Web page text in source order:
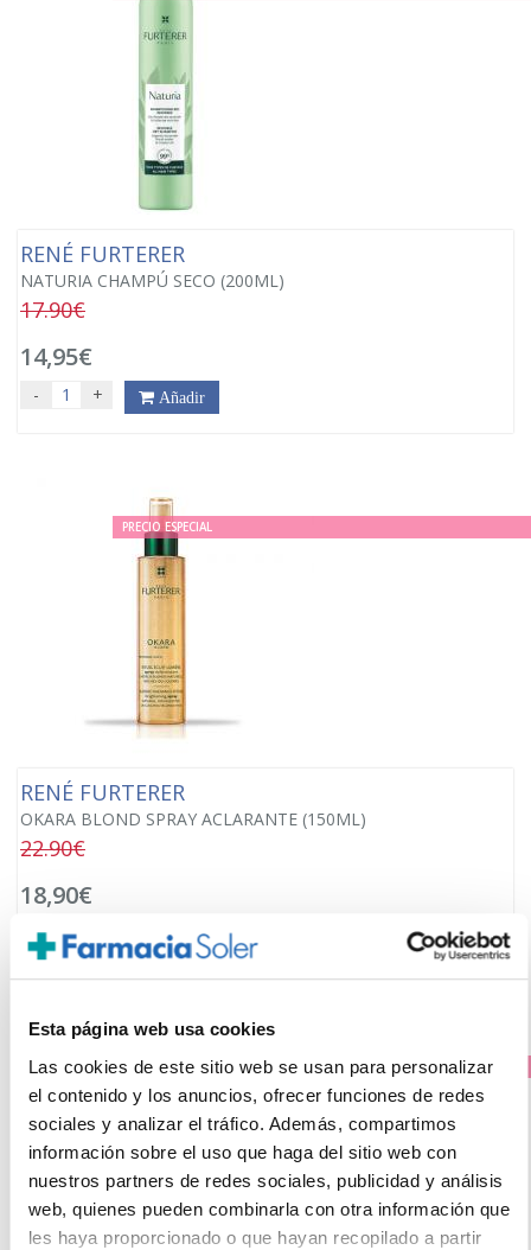
Esta página web usa cookies
Las cookies de este sitio web se usan para personalizar
el contenido y los anuncios, ofrecer funciones de redes
sociales y analizar el tráfico. Además, compartimos
información sobre el uso que haga del sitio web con
nuestros partners de redes sociales, publicidad y análisis
web, quienes pueden combinarla con otra información que
les haya proporcionado o que hayan recopilado a partir
RENÉ FURTERER
NATURIA CHAMPÚ SECO (200ML)
17.90€
14,95€
- + Añadir
PRECIO ESPECIAL
RENÉ FURTERER
OKARA BLOND SPRAY ACLARANTE (150ML)
22.90€
18,90€
- Añadir
PRECIO ESPECIAL